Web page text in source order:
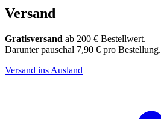
Versand
Gratisversand ab 200 € Bestellwert.
Darunter pauschal 7,90 € pro Bestellung.
Versand ins Ausland